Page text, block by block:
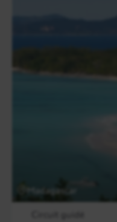
Madagascar